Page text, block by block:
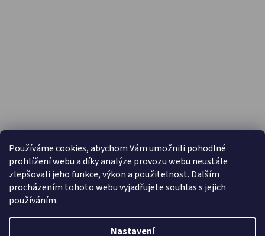
Používáme cookies, abychom Vám umožnili pohodlné
prohlížení webu a díky analýze provozu webu neustále
zlepšovali jeho funkce, výkon a použitelnost. Dalším
procházením tohoto webu vyjadřujete souhlas s jejich
používáním.
Nastavení
PŘIJÍMÁME ONLINE PLATBY